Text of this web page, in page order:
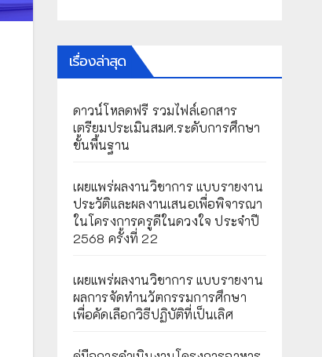
เรื่องล่าสุด
ดาวน์โหลดฟรี รวมไฟล์เอกสาร
เตรียมประเมินสมศ.ระดับการศึกษา
ขั้นพื้นฐาน
เผยแพร่ผลงานวิชาการ แบบรายงาน
ประวัติและผลงานเสนอเพื่อพิจารณา
ในโครงการครูดีในดวงใจ ประจำปี
2568 ครั้งที่ 22
เผยแพร่ผลงานวิชาการ แบบรายงาน
ผลการจัดทำนวัตกรรมการศึกษา
เพื่อคัดเลือกวิธีปฏิบัติที่เป็นเลิศ